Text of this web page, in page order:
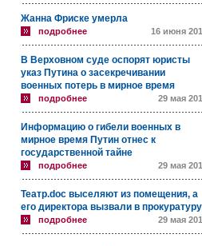
Жанна Фриске умерла
подробнее 16 июня
В Верховном суде оспорят юристы
указ Путина о засекречивании
военных потерь в мирное время
подробнее 29 мая
Информацию о гибели военных в
мирное время Путин отнес к
государственной тайне
подробнее 29 мая
Театр.doc выселяют из помещения, а
его директора вызвали в прокуратуру
подробнее 29 мая